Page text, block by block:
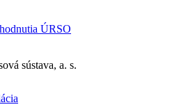
ÚRSO
sústava, a. s.